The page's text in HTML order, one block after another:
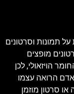
תמונות וסרטונים
מופצים
הויזאולי, לכן
כל אדם הרואה עצמו
סרטון מוזמן